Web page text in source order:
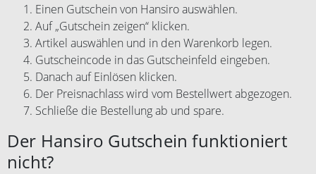
Einen Gutschein von Hansiro auswählen.
Auf „Gutschein zeigen“ klicken.
Artikel auswählen und in den Warenkorb legen.
Gutscheincode in das Gutscheinfeld eingeben.
Danach auf Einlösen klicken.
Der Preisnachlass wird vom Bestellwert abgezogen.
Schließe die Bestellung ab und spare.
Der Hansiro Gutschein funktioniert
nicht?